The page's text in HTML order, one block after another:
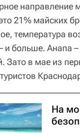
направление
21% майских
температура
и больше. Анапа
Зато в мае из
На